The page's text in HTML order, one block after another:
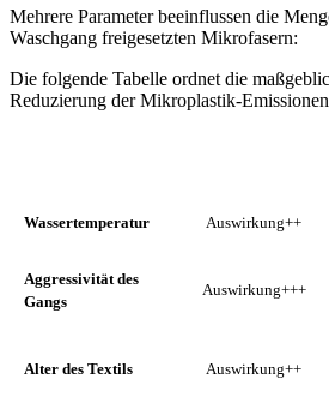
Mehrere Parameter beeinflussen die
Waschgang freigesetzten Mikrofasern:
Die folgende Tabelle ordnet die
Reduzierung der Mikroplastik-
Wassertemperatur Auswirkung++
Aggressivität des
Gangs
Auswirkung+++
Alter des Textils Auswirkung++